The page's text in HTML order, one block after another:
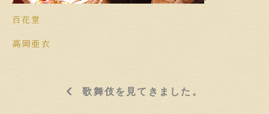
百花堂
高岡亜衣
歌舞伎を見てきました。